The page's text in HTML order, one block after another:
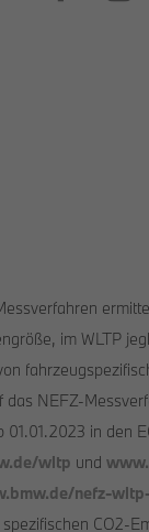
im WLTP
NEFZ-
01.01.2023 in den
wltp und
nefz-
CO2-